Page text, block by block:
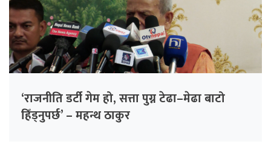
‘राजनीति डर्टी गेम हो, सत्ता पुग्न टेढा–मेढा बाटो
हिँड्नुपर्छ’ – महन्थ ठाकुर